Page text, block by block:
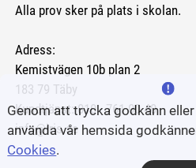
Alla prov sker på plats i skolan.
Adress:
Kemistvägen 10b plan 2
183 79 Täby
Kundtjänst: 010 - 761 00 40
info@iris.se
Genom att trycka godkänn
använda vår hemsida
Cookies.